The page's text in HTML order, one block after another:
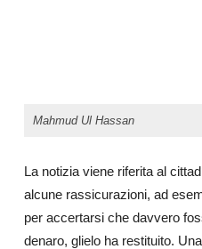
Mahmud Ul Hassan
La notizia viene riferita al
alcune rassicurazioni, ad
per accertarsi che davvero
denaro, glielo ha restituito.